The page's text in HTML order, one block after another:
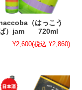
haccoba（はっこう
）jam 720ml
¥2,600(税込 ¥2,860)